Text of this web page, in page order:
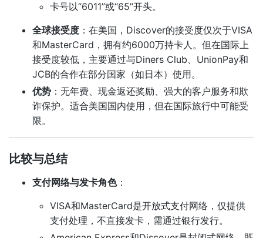
卡号以“6011”或“65”开头。
全球接受度 ：在美国，Discover的接受度仅次于VISA
和MasterCard，拥有约6000万持卡人。但在国际上
接受度较低，主要通过与Diners Club、UnionPay和
JCB的合作在部分国家（如日本）使用。
优势 ：无年费、现金返还奖励、强大的客户服务和欺
诈保护。适合美国国内使用，但在国际旅行中可能受
限。
比较与总结
支付网络与发卡角色：
VISA和MasterCard是开放式支付网络，仅提供
支付处理，不直接发卡，需通过银行发行。